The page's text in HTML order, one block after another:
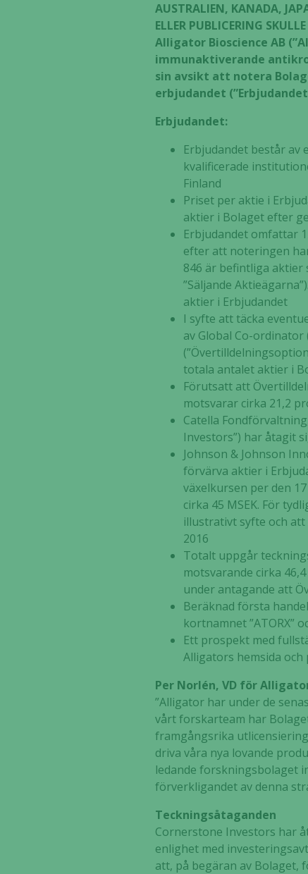
AUSTRALIEN, KANADA,
ELLER PUBLICERING
Alligator Bioscience AB
immunaktiverande
sin avsikt att notera
erbjudandet
Erbjudandet:
Erbjudandet består
kvalificerade
Finland
Priset per aktie i
aktier i Bolaget efter
Erbjudandet omfattar
efter att noteringen
846 är befintliga aktier
”Säljande
aktier i Erbjudandet
I syfte att täcka
av Global Co-
totala antalet aktier i
Förutsatt att
motsvarar cirka 21,2
Catella
Investors”) har åtagit
Johnson & Johnson
förvärva aktier i
växelkursen per den
cirka 45 MSEK. För
illustrativt syfte och
2016
Totalt uppgår
motsvarande cirka
under antagande att
Beräknad första
kortnamnet ”ATORX”
Ett prospekt med
Alligators hemsida
Per Norlén, VD för
”Alligator har under de
vårt forskarteam har
framgångsrika
driva våra nya lovande
ledande forskningsbolaget
förverkligandet av denna
Teckningsåtaganden
Cornerstone Investors har
enlighet med
att, på begäran av Bolaget,